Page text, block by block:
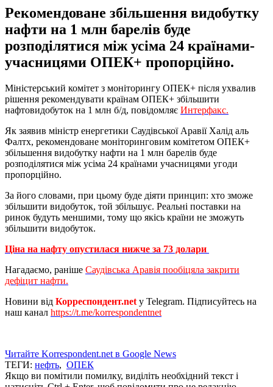
Рекомендоване збільшення видобутку
нафти на 1 млн барелів буде
розподілятися між усіма 24 країнами-
учасницями ОПЕК+ пропорційно.
Міністерський комітет з моніторингу ОПЕК+ після ухвалив
рішення рекомендувати країнам ОПЕК+ збільшити
нафтовидобуток на 1 млн б/д, повідомляє Интерфакс.
Як заявив міністр енергетики Саудівської Аравії Халід аль
Фалтх, рекомендоване моніторинговим комітетом ОПЕК+
збільшення видобутку нафти на 1 млн барелів буде
розподілятися між усіма 24 країнами учасницями угоди
пропорційно.
За його словами, при цьому буде діяти принцип: хто зможе
збільшити видобуток, той збільшує. Реальні поставки на
ринок будуть меншими, тому що якісь країни не зможуть
збільшити видобуток.
Ціна на нафту опустилася нижче за 73 долари
Нагадаємо, раніше Саудівська Аравія пообіцяла закрити
дефіцит нафти.
Новини від Корреспондент.net у Telegram. Підписуйтесь на
наш канал https://t.me/korrespondentnet
Читайте Korrespondent.net в Google News
ТЕГИ: нефть, ОПЕК
Якщо ви помітили помилку, виділіть необхідний текст і